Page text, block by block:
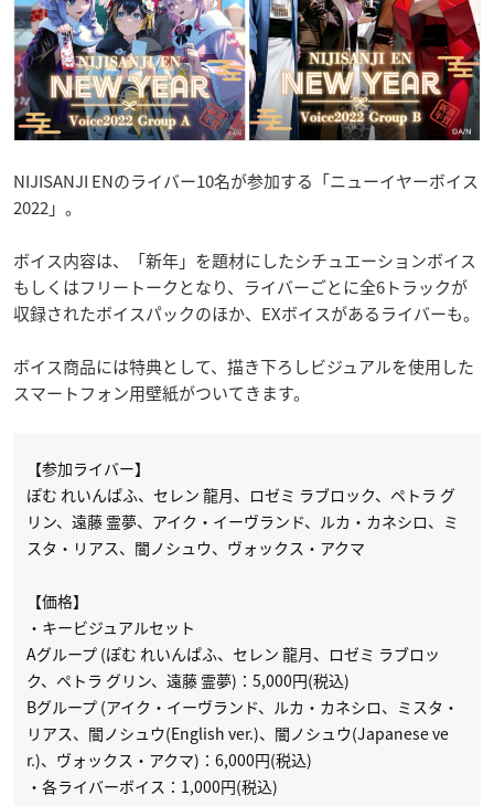
NIJISANJI ENのライバー10名が参加する「ニューイヤーボイス
2022」。
ボイス内容は、「新年」を題材にしたシチュエーションボイス
もしくはフリートークとなり、ライバーごとに全6トラックが
収録されたボイスパックのほか、EXボイスがあるライバーも。
ボイス商品には特典として、描き下ろしビジュアルを使用した
スマートフォン用壁紙がついてきます。
【参加ライバー】
ぽむ れいんぱふ、セレン 龍月、ロゼミ ラブロック、ペトラ グ
リン、遠藤 霊夢、アイク・イーヴランド、ルカ・カネシロ、ミ
スタ・リアス、闇ノシュウ、ヴォックス・アクマ
【価格】
・キービジュアルセット
Aグループ (ぽむ れいんぱふ、セレン 龍月、ロゼミ ラブロッ
ク、ペトラ グリン、遠藤 霊夢)：5,000円(税込)
Bグループ (アイク・イーヴランド、ルカ・カネシロ、ミスタ・
リアス、闇ノシュウ(English ver.)、闇ノシュウ(Japanese ve
r.)、ヴォックス・アクマ)：6,000円(税込)
・各ライバーボイス：1,000円(税込)